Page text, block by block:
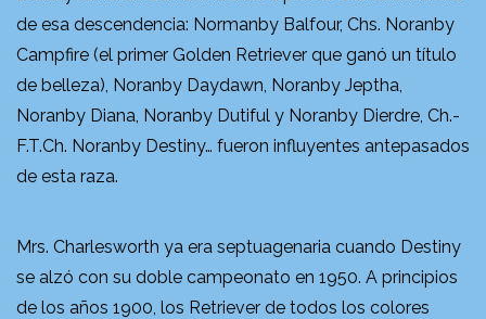
de esa descendencia: Normanby Balfour, Chs. Noranby
Campfire (el primer Golden Retriever que ganó un título
de belleza), Noranby Daydawn, Noranby Jeptha,
Noranby Diana, Noranby Dutiful y Noranby Dierdre, Ch.-
F.T.Ch. Noranby Destiny… fueron influyentes antepasados
de esta raza.
Mrs. Charlesworth ya era septuagenaria cuando Destiny
se alzó con su doble campeonato en 1950. A principios
de los años 1900, los Retriever de todos los colores